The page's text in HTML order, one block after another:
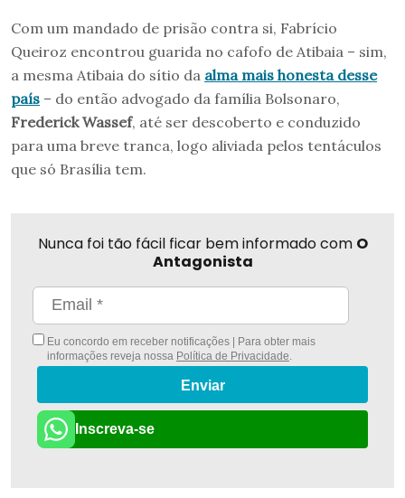
Com um mandado de prisão contra si, Fabrício
Queiroz encontrou guarida no cafofo de Atibaia – sim,
a mesma Atibaia do sítio da alma mais honesta desse
país – do então advogado da família Bolsonaro,
Frederick Wassef, até ser descoberto e conduzido
para uma breve tranca, logo aliviada pelos tentáculos
que só Brasília tem.
Nunca foi tão fácil ficar bem informado com O
Antagonista
Eu concordo em receber notificações | Para obter mais
informações reveja nossa Política de Privacidade
Enviar
Inscreva-se